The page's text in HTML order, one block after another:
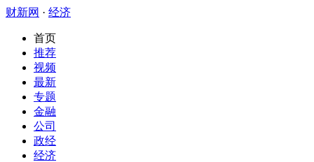
财新网 · 经济
首页
推荐
视频
最新
专题
金融
公司
政经
经济